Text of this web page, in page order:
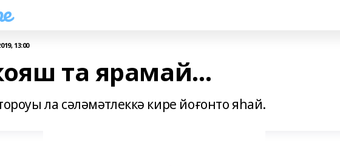
13:00
та ярамай…
ла сәләмәтлеккә кире йоғонто яһай.